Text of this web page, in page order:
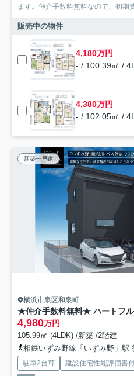
ます。仲介手数料無料なので、初期
販売中の物件
4,180万円
- / 100.39㎡ /
4,380万円
- / 102.05㎡ /
新築一戸建
横浜市泉区和泉町
4,980万円
105.99㎡ (4LDK) /新築 /2階建
相鉄いずみ野線「いずみ野」駅
駐車2台可 建設住宅性能評価書